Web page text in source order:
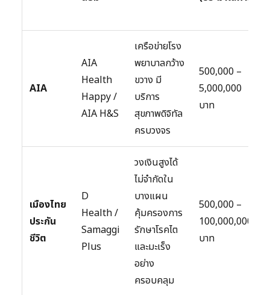
AIA
AIA
Health
Happy /
AIA H&S
เครือข่ายโรง
พยาบาลกว้าง
ขวาง มี
บริการ
สุขภาพดิจิทัล
ครบวงจร
500,000 –
5,000,000
บาท
เมืองไทย
ประกัน
ชีวิต
D
Health /
Samaggi
Plus
วงเงินสูงได้
ไม่จำกัดใน
บางแผน
คุ้มครองการ
รักษาโรคไต
และมะเร็ง
อย่าง
ครอบคลุม
500,000 –
100,000,000+
บาท